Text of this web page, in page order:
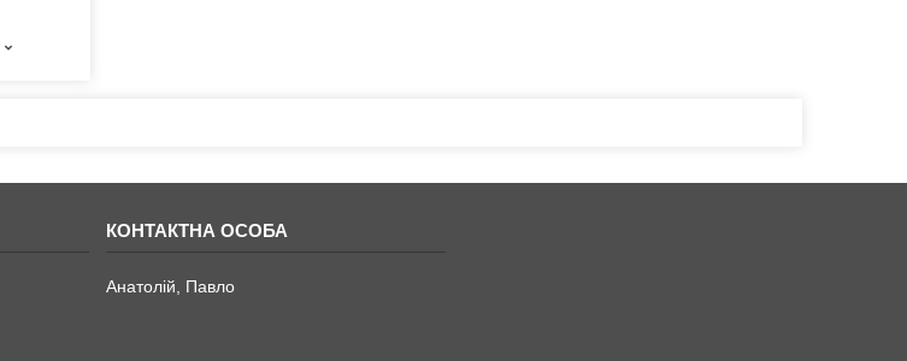
Анатолій, Павло